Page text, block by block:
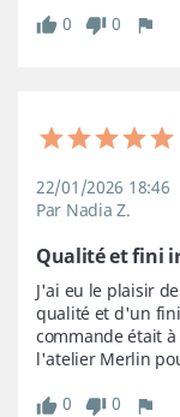
0
0
22/01/2026 18:46
Par Nadia Z.
Qualité et fini
J'ai eu le plaisir
qualité et d'un
commande était
l'atelier Merlin
0
0